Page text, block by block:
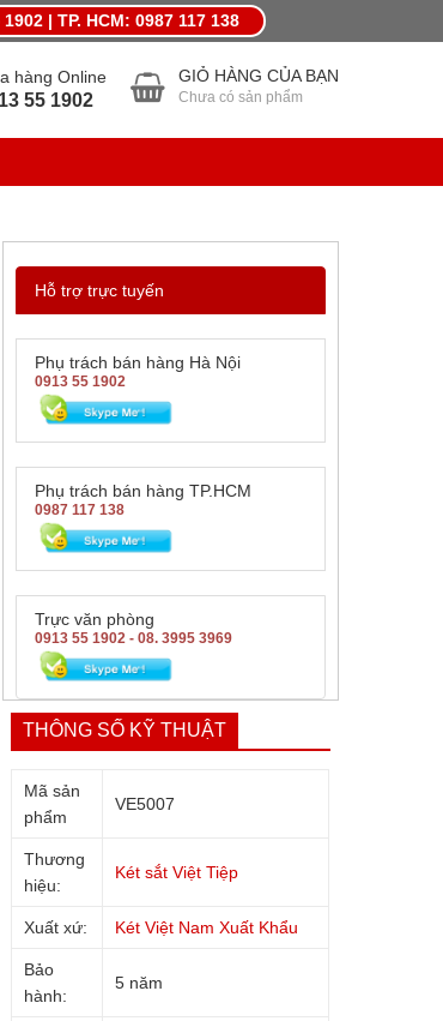
| TP. HCM: 0987 117 138
GIỎ HÀNG CỦA BẠN
Chưa có sản phẩm
hàng Online
55 1902
Hỗ trợ trực tuyến
Phụ trách bán hàng Hà Nội
0913 55 1902
Phụ trách bán hàng TP.HCM
0987 117 138
Trực văn phòng
0913 55 1902 - 08. 3995 3969
THÔNG SỐ KỸ THUẬT
Mã sản
phẩm
VE5007
Thương
hiệu:
Két sắt Việt Tiệp
Xuất xứ: Két Việt Nam Xuất Khẩu
Bảo
hành:
5 năm